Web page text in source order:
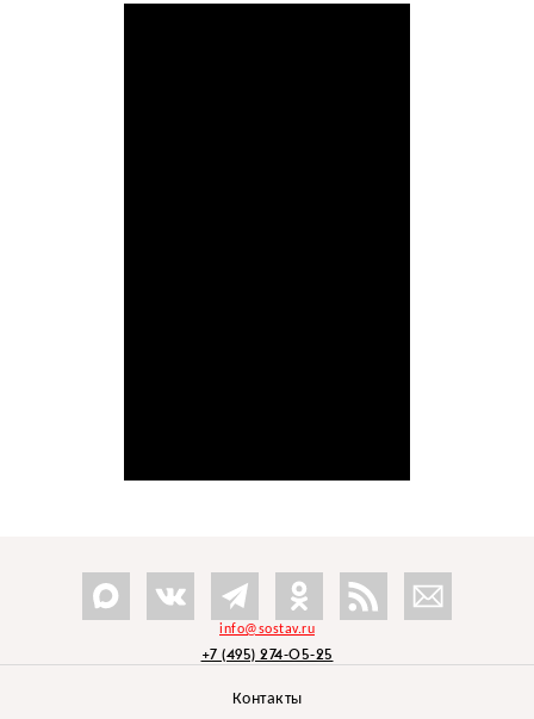
info@sostav.ru
+7 (495) 274-05-25
Контакты